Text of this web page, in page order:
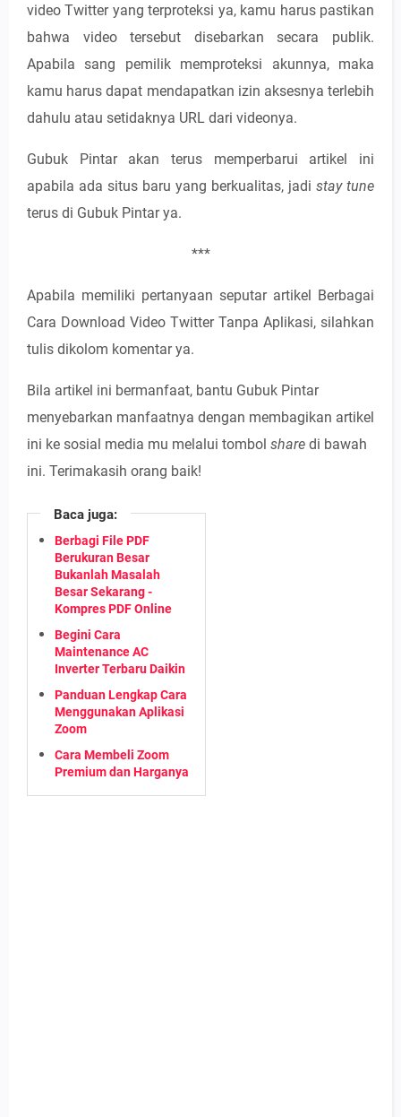
video Twitter yang terproteksi ya, kamu harus pastikan
bahwa video tersebut disebarkan secara publik.
Apabila sang pemilik memproteksi akunnya, maka
kamu harus dapat mendapatkan izin aksesnya terlebih
dahulu atau setidaknya URL dari videonya.
Gubuk Pintar akan terus memperbarui artikel ini
apabila ada situs baru yang berkualitas, jadi stay tune
terus di Gubuk Pintar ya.
***
Apabila memiliki pertanyaan seputar artikel Berbagai
Cara Download Video Twitter Tanpa Aplikasi, silahkan
tulis dikolom komentar ya.
Bila artikel ini bermanfaat, bantu Gubuk Pintar
menyebarkan manfaatnya dengan membagikan artikel
ini ke sosial media mu melalui tombol share di bawah
ini. Terimakasih orang baik!
Baca juga:
Berbagi File PDF
Berukuran Besar
Bukanlah Masalah
Besar Sekarang -
Kompres PDF Online
Begini Cara
Maintenance AC
Inverter Terbaru Daikin
Panduan Lengkap Cara
Menggunakan Aplikasi
Zoom
Cara Membeli Zoom
Premium dan Harganya